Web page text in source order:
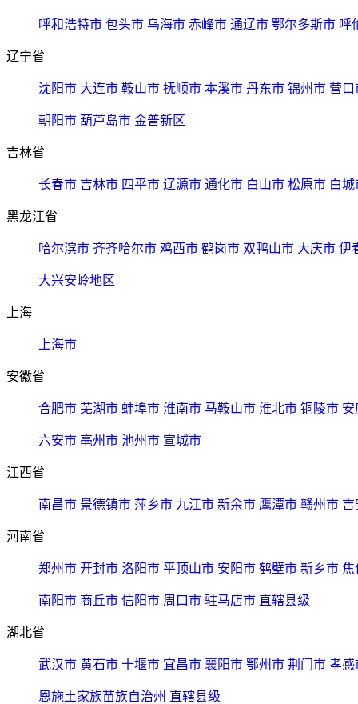
呼和浩特市 包头市 乌海市 赤峰市 通辽市 鄂尔多斯市 呼
辽宁省
沈阳市 大连市 鞍山市 抚顺市 本溪市 丹东市 锦州市 营口
朝阳市 葫芦岛市 金普新区
吉林省
长春市 吉林市 四平市 辽源市 通化市 白山市 松原市 白城
黑龙江省
哈尔滨市 齐齐哈尔市 鸡西市 鹤岗市 双鸭山市 大庆市 伊
大兴安岭地区
上海
上海市
安徽省
合肥市 芜湖市 蚌埠市 淮南市 马鞍山市 淮北市 铜陵市 安
六安市 亳州市 池州市 宣城市
江西省
南昌市 景德镇市 萍乡市 九江市 新余市 鹰潭市 赣州市 吉
河南省
郑州市 开封市 洛阳市 平顶山市 安阳市 鹤壁市 新乡市 焦
南阳市 商丘市 信阳市 周口市 驻马店市 直辖县级
湖北省
武汉市 黄石市 十堰市 宜昌市 襄阳市 鄂州市 荆门市 孝感
恩施土家族苗族自治州 直辖县级